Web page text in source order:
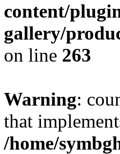
content/
gallery/
on line 263
Warning:
that
/home/